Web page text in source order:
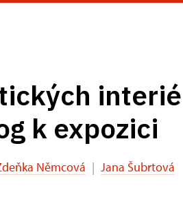
k expozici
Němcová | Jana Šubrtová